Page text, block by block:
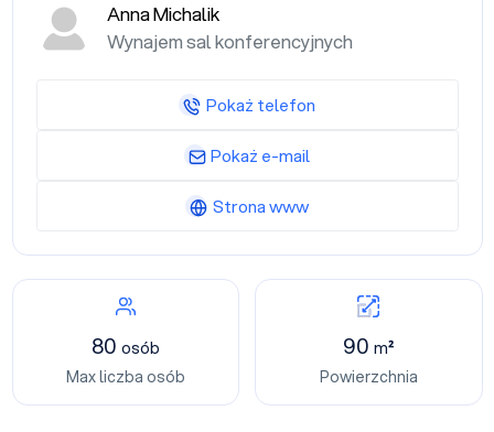
80 osób
Max liczba osób
90m²
Powierzchnia
Anna Michalik
Wynajem sal konferencyjnych
Pokaż telefon
Pokaż e-mail
Strona www